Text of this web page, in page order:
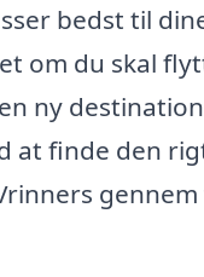
bedst til
om du skal
ny
at finde den
gennem